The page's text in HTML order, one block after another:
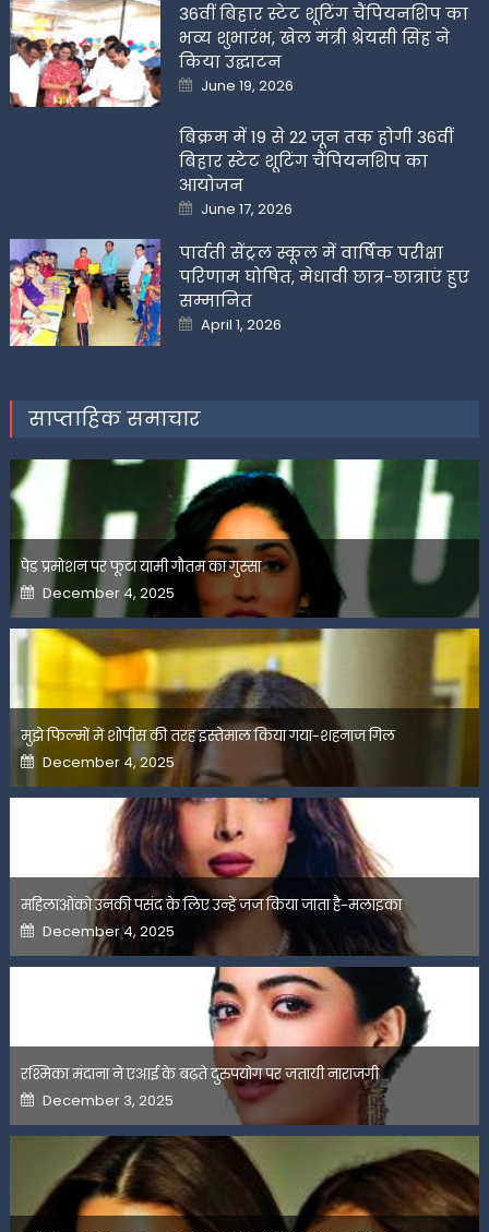
36वीं बिहार स्टेट शूटिंग चैंपियनशिप का
भव्य शुभारंभ, खेल मंत्री श्रेयसी सिंह ने
किया उद्घाटन
Posted
on
June 19, 2026
बिक्रम में 19 से 22 जून तक होगी 36वीं
बिहार स्टेट शूटिंग चैंपियनशिप का
आयोजन
Posted
on
June 17, 2026
पार्वती सेंट्रल स्कूल में वार्षिक परीक्षा
परिणाम घोषित, मेधावी छात्र-छात्राएं हुए
सम्मानित
Posted
on
April 1, 2026
साप्ताहिक समाचार
पेड प्रमोशन पर फूटा यामी गौतम का गुस्सा
Posted
on
December 4, 2025
मुझे फिल्मों में शोपीस की तरह इस्तेमाल किया गया-शहनाज गिल
Posted
on
December 4, 2025
महिलाओंको उनकी पसंद के लिए उन्हें जज किया जाता है-मलाइका
Posted
on
December 4, 2025
रश्मिका मंदाना ने एआई के बढ़ते दुरुपयोग पर जतायी नाराजगी
Posted
on
December 3, 2025